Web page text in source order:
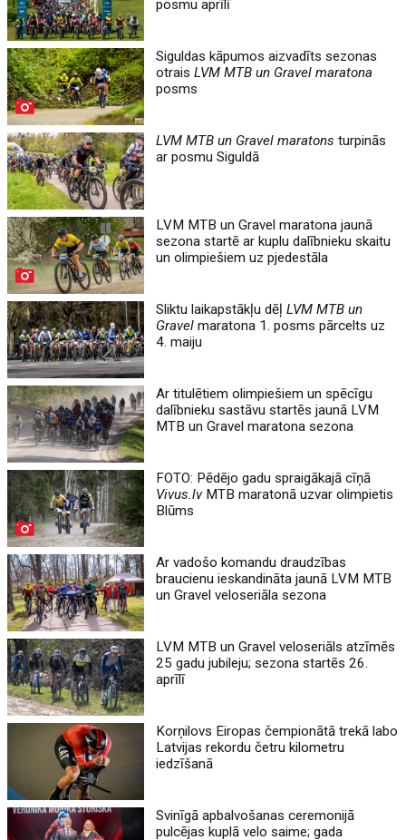
posmu aprīlī
Siguldas kāpumos aizvadīts sezonas
otraisLVM MTB un Gravel maratona
posms
LVM MTB un Gravel maratons turpinās
ar posmu Siguldā
LVM MTB un Gravel maratona jaunā
sezona startē ar kuplu dalībnieku skaitu
un olimpiešiem uz pjedestāla
Sliktu laikapstākļu dēļLVM MTB un
Gravel maratona 1. posms pārcelts uz
4. maiju
Ar titulētiem olimpiešiem un spēcīgu
dalībnieku sastāvu startēs jaunā LVM
MTB un Gravel maratona sezona
FOTO: Pēdējo gadu spraigākajā cīņā
Vivus.lvMTB maratonā uzvar olimpietis
Blūms
Ar vadošo komandu draudzības
braucienu ieskandināta jaunā LVM MTB
un Gravel veloseriāla sezona
LVM MTB un Gravel veloseriāls atzīmēs
25 gadu jubileju; sezona startēs 26.
aprīlī
Korņilovs Eiropas čempionātā trekā labo
Latvijas rekordu četru kilometru
iedzīšanā
Svinīgā apbalvošanas ceremonijā
pulcējas kuplā velo saime; gada